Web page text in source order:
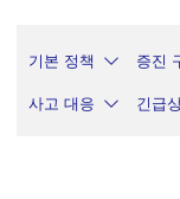
기본 정책 증진
사고 대응 긴급